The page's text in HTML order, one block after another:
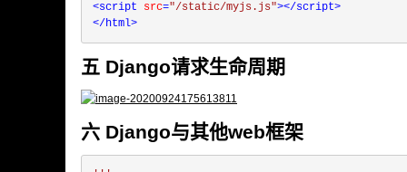
<script src="/static/myjs.js"></script>
</html>
五 Django请求生命周期
六 Django与其他web框架